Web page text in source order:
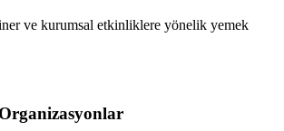
ve kurumsal etkinliklere yönelik yemek